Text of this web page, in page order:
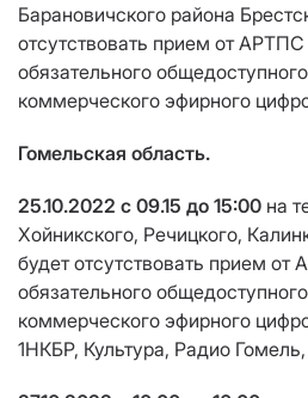
Барановичского района
отсутствовать прием от
обязательного
коммерческого эфирного
Гомельская область.
25.10.2022 с 09.15 до 15:00 на
Хойникского, Речицкого,
будет отсутствовать прием
обязательного
коммерческого эфирного
1НКБР, Культура, Радио